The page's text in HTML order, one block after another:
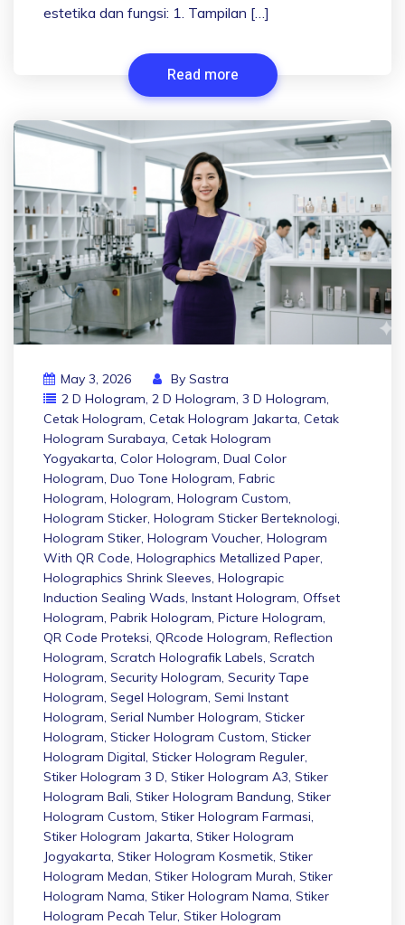
estetika dan fungsi: 1. Tampilan […]
Read more
May 3, 2026 By Sastra
2 D Hologram, 2 D Hologram, 3 D Hologram,
Cetak Hologram, Cetak Hologram Jakarta, Cetak
Hologram Surabaya, Cetak Hologram
Yogyakarta, Color Hologram, Dual Color
Hologram, Duo Tone Hologram, Fabric
Hologram, Hologram, Hologram Custom,
Hologram Sticker, Hologram Sticker Berteknologi,
Hologram Stiker, Hologram Voucher, Hologram
With QR Code, Holographics Metallized Paper,
Holographics Shrink Sleeves, Holograpic
Induction Sealing Wads, Instant Hologram, Offset
Hologram, Pabrik Hologram, Picture Hologram,
QR Code Proteksi, QRcode Hologram, Reflection
Hologram, Scratch Holografik Labels, Scratch
Hologram, Security Hologram, Security Tape
Hologram, Segel Hologram, Semi Instant
Hologram, Serial Number Hologram, Sticker
Hologram, Sticker Hologram Custom, Sticker
Hologram Digital, Sticker Hologram Reguler,
Stiker Hologram 3 D, Stiker Hologram A3, Stiker
Hologram Bali, Stiker Hologram Bandung, Stiker
Hologram Custom, Stiker Hologram Farmasi,
Stiker Hologram Jakarta, Stiker Hologram
Jogyakarta, Stiker Hologram Kosmetik, Stiker
Hologram Medan, Stiker Hologram Murah, Stiker
Hologram Nama, Stiker Hologram Nama, Stiker
Hologram Pecah Telur, Stiker Hologram